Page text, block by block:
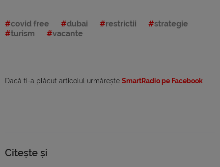
covid free dubai restrictii
strategie
turism
vacante
Dacă ti-a plăcut articolul urmărește SmartRadio pe Facebook
Citește și